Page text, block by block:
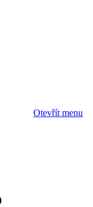
Otevřít menu